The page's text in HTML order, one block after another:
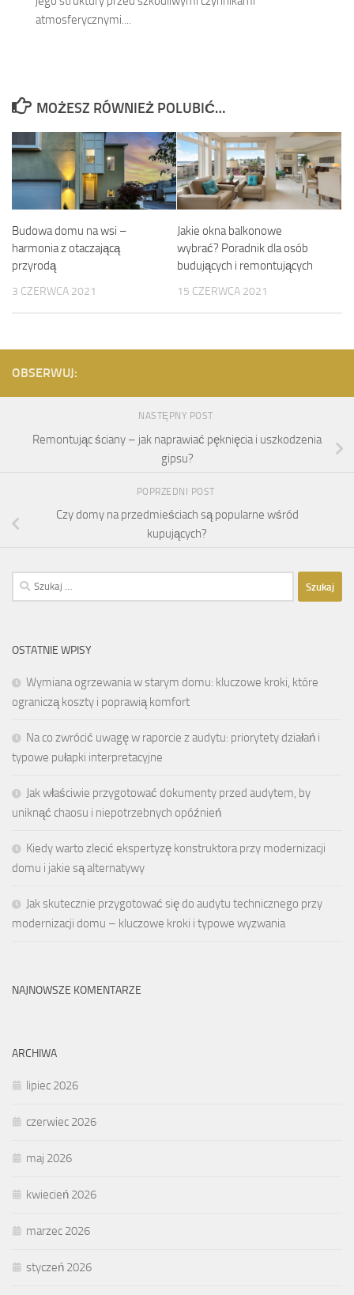
atmosferycznymi....
MOŻESZ RÓWNIEŻ POLUBIĆ…
Budowa domu na wsi –
harmonia z otaczającą
przyrodą
3 CZERWCA 2021
Jakie okna balkonowe
wybrać? Poradnik dla osób
budujących i remontujących
15 CZERWCA 2021
OBSERWUJ:
NASTĘPNY POST
Remontując ściany – jak naprawiać pęknięcia i uszkodzenia
gipsu?
POPRZEDNI POST
Czy domy na przedmieściach są popularne wśród
kupujących?
Szukaj:
OSTATNIE WPISY
Wymiana ogrzewania w starym domu: kluczowe kroki, które
ograniczą koszty i poprawią komfort
Na co zwrócić uwagę w raporcie z audytu: priorytety działań i
typowe pułapki interpretacyjne
Jak właściwie przygotować dokumenty przed audytem, by
uniknąć chaosu i niepotrzebnych opóźnień
Kiedy warto zlecić ekspertyzę konstruktora przy modernizacji
domu i jakie są alternatywy
Jak skutecznie przygotować się do audytu technicznego przy
modernizacji domu – kluczowe kroki i typowe wyzwania
NAJNOWSZE KOMENTARZE
ARCHIWA
lipiec 2026
czerwiec 2026
maj 2026
kwiecień 2026
marzec 2026
styczeń 2026